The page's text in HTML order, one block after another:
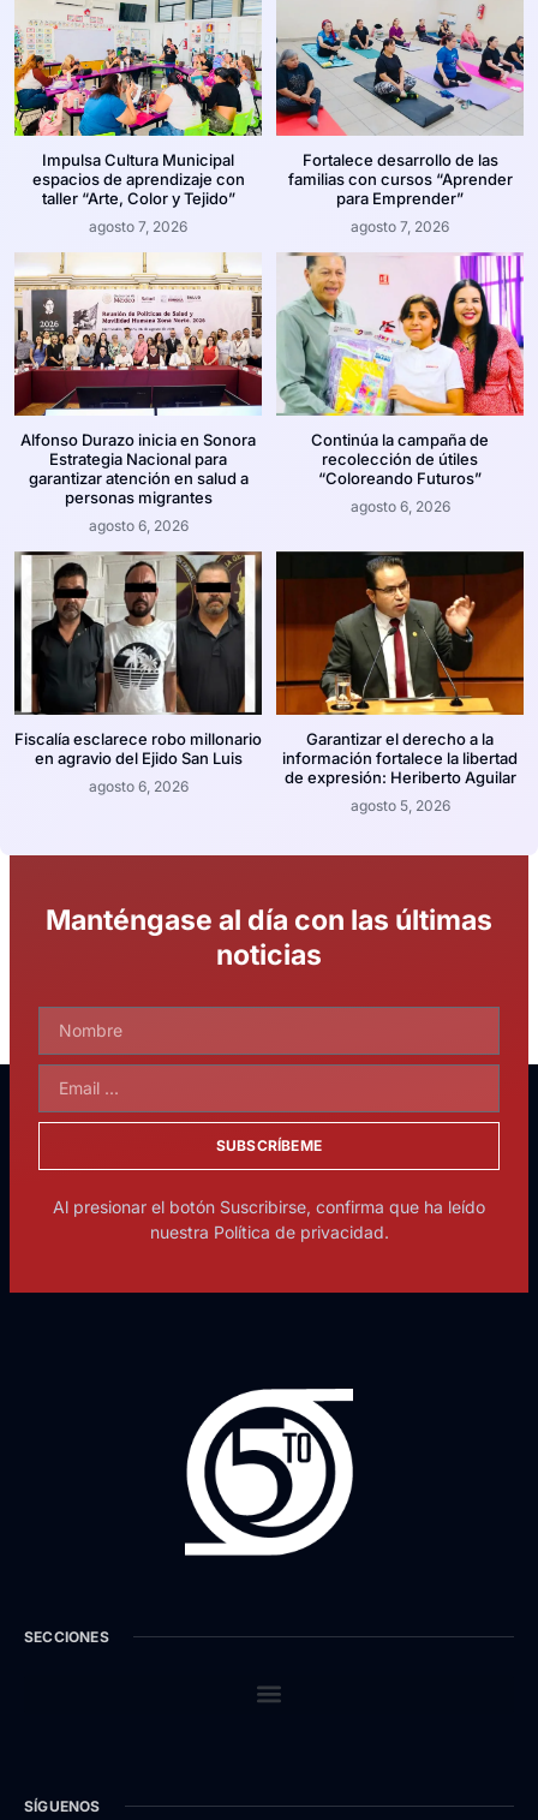
Impulsa Cultura Municipal
espacios de aprendizaje con
taller “Arte, Color y Tejido”
agosto 7, 2026
Fortalece desarrollo de las
familias con cursos “Aprender
para Emprender”
agosto 7, 2026
Alfonso Durazo inicia en Sonora
Estrategia Nacional para
garantizar atención en salud a
personas migrantes
agosto 6, 2026
Continúa la campaña de
recolección de útiles
“Coloreando Futuros”
agosto 6, 2026
Fiscalía esclarece robo millonario
en agravio del Ejido San Luis
agosto 6, 2026
Garantizar el derecho a la
información fortalece la libertad
de expresión: Heriberto Aguilar
agosto 5, 2026
Manténgase al día con las últimas
noticias
SUBSCRÍBEME
Al presionar el botón Suscribirse, confirma que ha leído
nuestra Política de privacidad.
SECCIONES
SÍGUENOS